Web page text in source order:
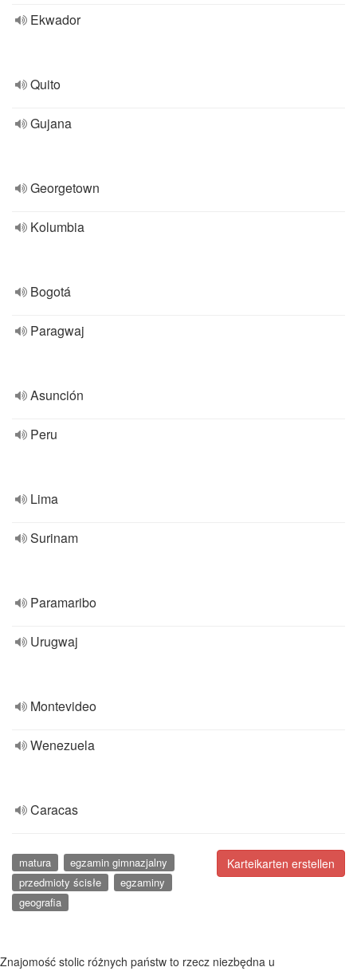
Ekwador
Quito
Gujana
Georgetown
Kolumbia
Bogotá
Paragwaj
Asunción
Peru
Lima
Surinam
Paramaribo
Urugwaj
Montevideo
Wenezuela
Caracas
Karteikarten erstellen
matura
egzamin gimnazjalny
przedmioty ścisłe
egzaminy
geografia
Znajomość stolic różnych państw to rzecz niezbędna u